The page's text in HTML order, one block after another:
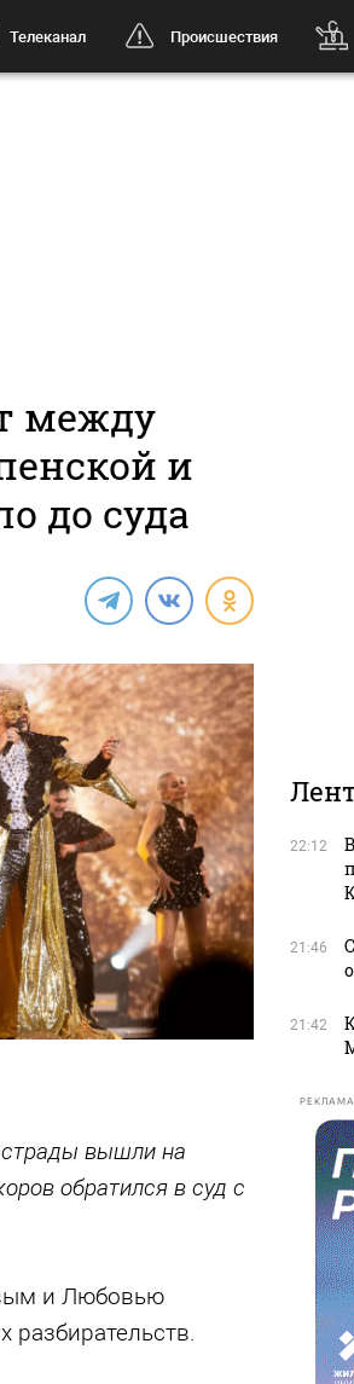
Телеканал Происшествия
между
и
до суда
вышли на
обратился в суд с
и Любовью
разбирательств.
22:12
21:46
21:42
РЕКЛАМА